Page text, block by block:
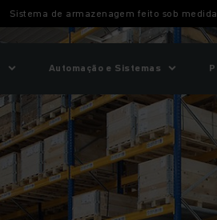
Sistema de armazenagem feito sob medida
Automação e Sistemas